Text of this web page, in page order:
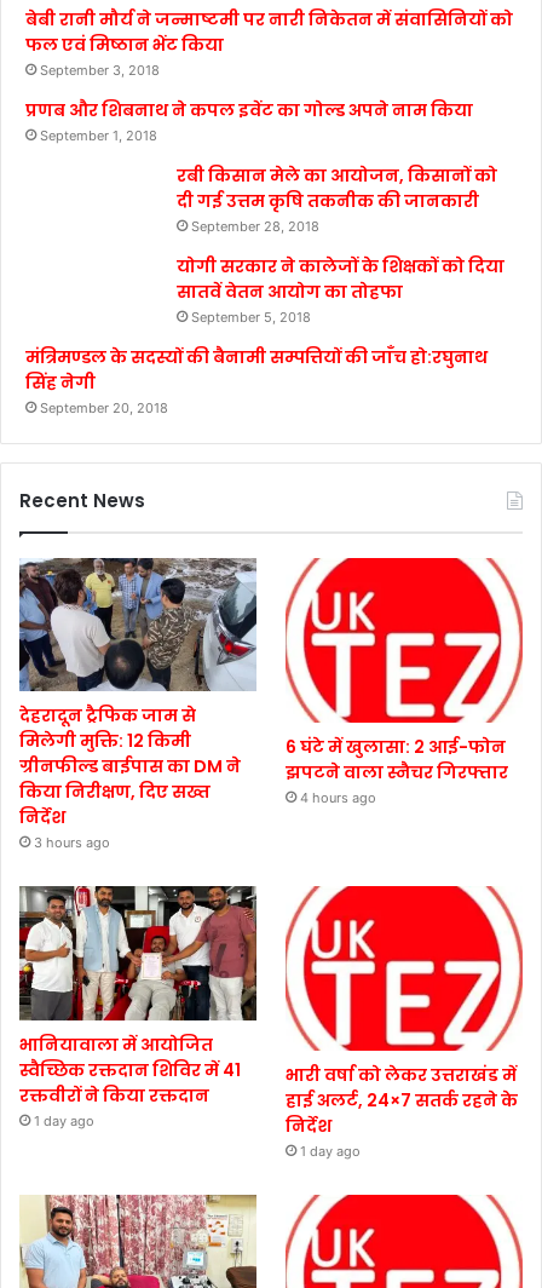
बेबी रानी मौर्य ने जन्माष्टमी पर नारी निकेतन में संवासिनियों को
फल एवं मिष्ठान भेंट किया
September 3, 2018
प्रणब और शिबनाथ ने कपल इवेंट का गोल्ड अपने नाम किया
September 1, 2018
रबी किसान मेले का आयोजन, किसानों को
दी गई उत्तम कृषि तकनीक की जानकारी
September 28, 2018
योगी सरकार ने कालेजों के शिक्षकों को दिया
सातवें वेतन आयोग का तोहफा
September 5, 2018
मंत्रिमण्डल के सदस्यों की बैनामी सम्पत्तियों की जाँच हो:रघुनाथ
सिंह नेगी
September 20, 2018
Recent News
देहरादून ट्रैफिक जाम से
मिलेगी मुक्ति: 12 किमी
ग्रीनफील्ड बाईपास का DM ने
किया निरीक्षण, दिए सख्त
निर्देश
3 hours ago
6 घंटे में खुलासा: 2 आई-फोन
झपटने वाला स्नैचर गिरफ्तार
4 hours ago
भानियावाला में आयोजित
स्वैच्छिक रक्तदान शिविर में 41
रक्तवीरों ने किया रक्तदान
1 day ago
भारी वर्षा को लेकर उत्तराखंड में
हाई अलर्ट, 24×7 सतर्क रहने के
निर्देश
1 day ago